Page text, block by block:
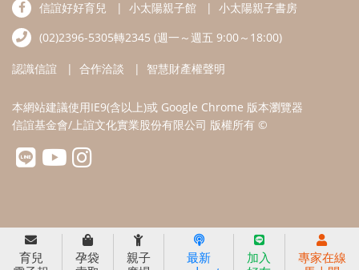
育兒
孕袋
親子
最新
加入
專家在線